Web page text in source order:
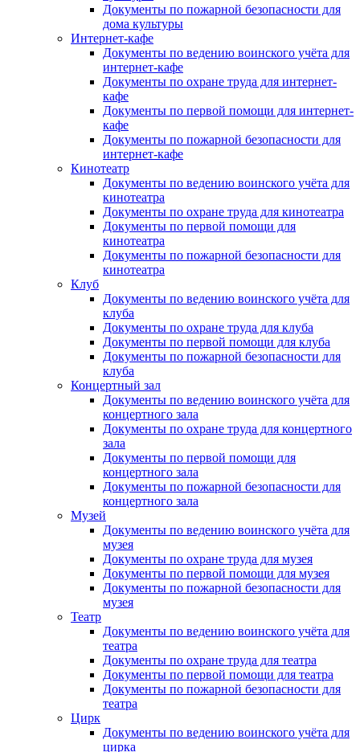
Документы по пожарной безопасности для
дома культуры
Интернет-кафе
Документы по ведению воинского учёта для
интернет-кафе
Документы по охране труда для интернет-
кафе
Документы по первой помощи для интернет-
кафе
Документы по пожарной безопасности для
интернет-кафе
Кинотеатр
Документы по ведению воинского учёта для
кинотеатра
Документы по охране труда для кинотеатра
Документы по первой помощи для
кинотеатра
Документы по пожарной безопасности для
кинотеатра
Клуб
Документы по ведению воинского учёта для
клуба
Документы по охране труда для клуба
Документы по первой помощи для клуба
Документы по пожарной безопасности для
клуба
Концертный зал
Документы по ведению воинского учёта для
концертного зала
Документы по охране труда для концертного
зала
Документы по первой помощи для
концертного зала
Документы по пожарной безопасности для
концертного зала
Музей
Документы по ведению воинского учёта для
музея
Документы по охране труда для музея
Документы по первой помощи для музея
Документы по пожарной безопасности для
музея
Театр
Документы по ведению воинского учёта для
театра
Документы по охране труда для театра
Документы по первой помощи для театра
Документы по пожарной безопасности для
театра
Цирк
Документы по ведению воинского учёта для
цирка